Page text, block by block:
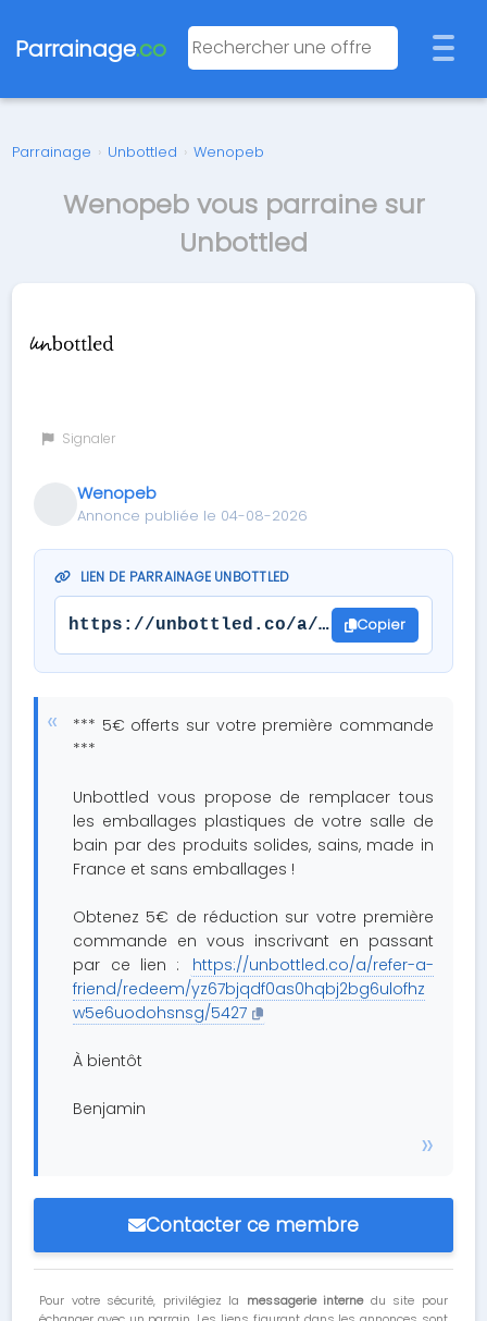
Parrainage.co
Parrainage › Unbottled › Wenopeb
Wenopeb vous parraine sur
Unbottled
Signaler
Wenopeb
Annonce publiée le 04-08-2026
LIEN DE PARRAINAGE UNBOTTLED
https://unbottled.co/a/refer-a-friend/
Copier
*** 5€ offerts sur votre première commande
***
Unbottled vous propose de remplacer tous
les emballages plastiques de votre salle de
bain par des produits solides, sains, made in
France et sans emballages !
Obtenez 5€ de réduction sur votre première
commande en vous inscrivant en passant
par ce lien :
https://unbottled.co/a/refer-a-
friend/redeem/yz67bjqdf0as0hqbj2bg6ulofhz
w5e6uodohsnsg/5427
À bientôt
Benjamin
Contacter ce membre
Pour votre sécurité, privilégiez la messagerie internedu site pour